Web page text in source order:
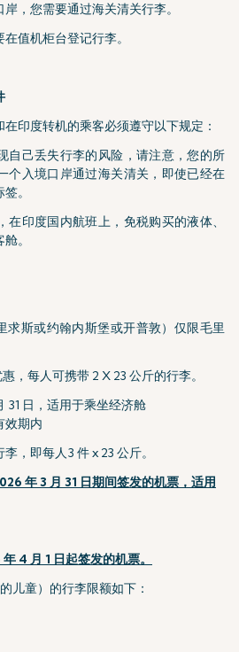
，您需要通过海关清关行李。
值机柜台登记行李。
印度转机的乘客必须遵守以下规定：
自己丢失行李的风险，请注意，您的所
个入境口岸通过海关清关，即使已经在
。
印度国内航班上，免税购买的液体、
。
斯或约翰内斯堡或开普敦）仅限毛里
，每人可携带 2 X 23 公斤的行李。
31 日，适用于乘坐经济舱
效期内
，即每人3 件 x 23 公斤。
年 3 月 31 日期间签发的机票，适用
4 月 1 日起签发的机票。
儿童）的行李限额如下：